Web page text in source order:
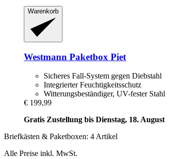
Warenkorb
Westmann Paketbox Piet
Sicheres Fall-System gegen Diebstahl
Integrierter Feuchtigkeitsschutz
Witterungsbeständiger, UV-fester Stahl
€ 199,99
Gratis Zustellung bis Dienstag, 18. August
Briefkästen & Paketboxen: 4 Artikel
Alle Preise inkl. MwSt.